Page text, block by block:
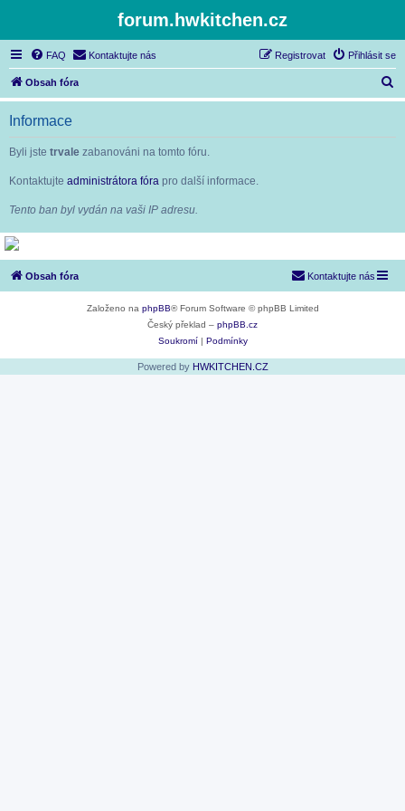
forum.hwkitchen.cz
FAQ Kontaktujte nás Přihlásit se
Registrovat
Obsah fóra
l
Informace
Byli jste trvale zabanováni na tomto fóru.
Kontaktujte administrátora fóra pro další informace.
Tento ban byl vydán na vaši IP adresu.
Obsah fóra Kontaktujte nás
Založeno na phpBB® Forum Software © phpBB Limited
Český překlad – phpBB.cz
Soukromí| Podmínky
Powered by HWKITCHEN.CZ